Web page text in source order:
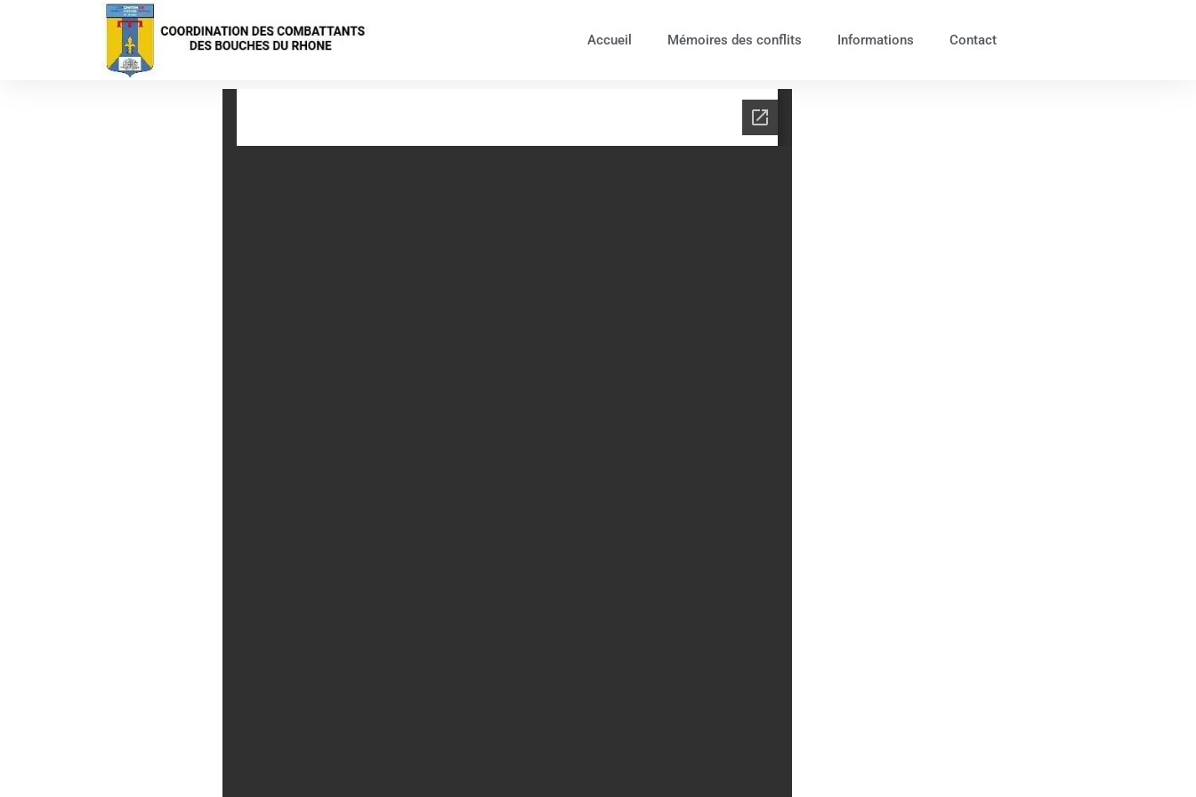
Accueil Mémoires des conflits Informations Contact